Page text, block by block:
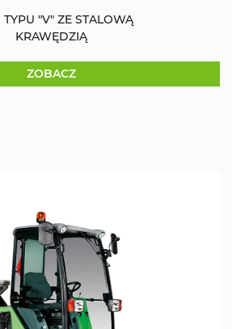
TYPU "V" ZE STALOWĄ
KRAWĘDZIĄ
ZOBACZ